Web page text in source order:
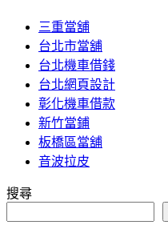
三重當舖
台北市當舖
台北機車借錢
台北網頁設計
彰化機車借款
新竹當鋪
板橋區當舖
音波拉皮
搜尋